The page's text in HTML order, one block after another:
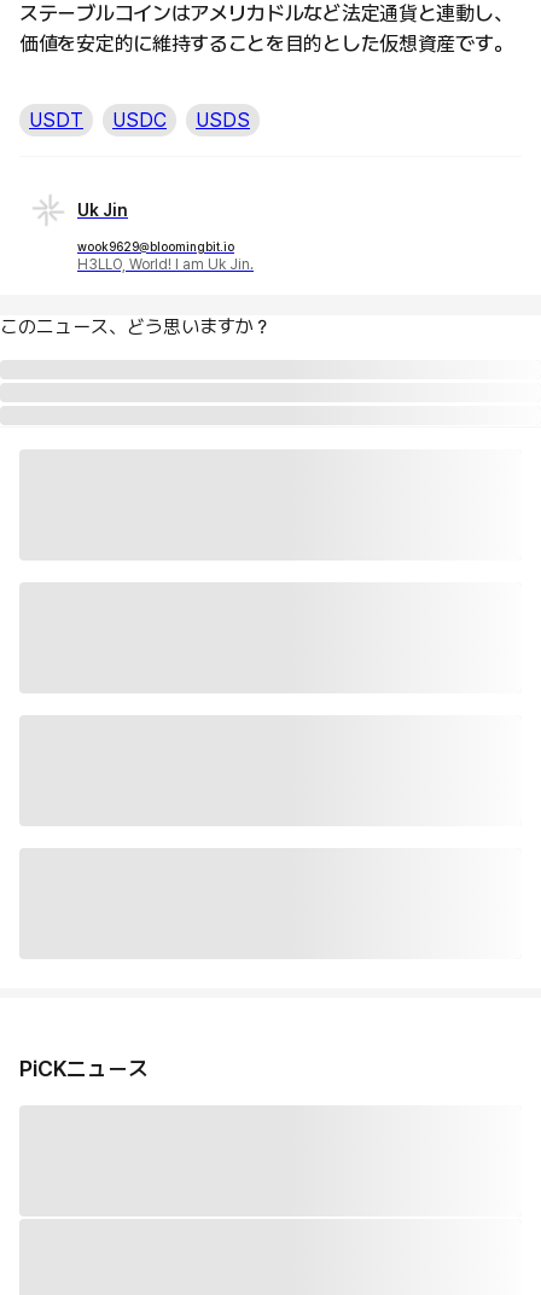
ステーブルコインはアメリカドルなど法定通貨と連動し、
価値を安定的に維持することを目的とした仮想資産です。
USDT USDC USDS
Uk Jin
wook9629@bloomingbit.io
H3LLO, World! I am Uk Jin.
このニュース、どう思いますか？
PiCKニュース